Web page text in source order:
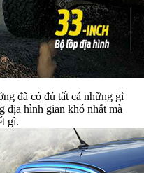
đã có đủ tất cả những gì
địa hình gian khó nhất mà
gì.